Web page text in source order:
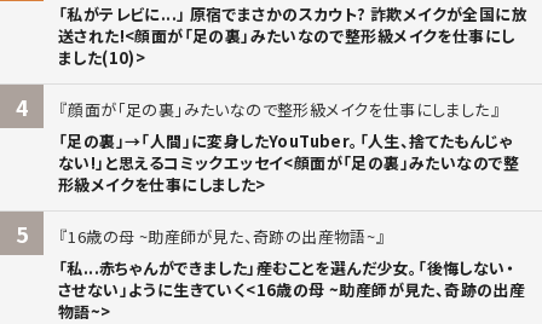
「私がテレビに...」 原宿でまさかのスカウト? 詐欺メイクが全国に放
送された!<顔面が「足の裏」みたいなので整形級メイクを仕事にし
ました(10)>
4
顔面が「足の裏」みたいなので整形級メイクを仕事にしました
「足の裏」→「人間」に変身したYouTuber。「人生、捨てたもんじゃ
ない!」と思えるコミックエッセイ<顔面が「足の裏」みたいなので整
形級メイクを仕事にしました>
5
16歳の母 ~助産師が見た、奇跡の出産物語~
「私...赤ちゃんができました」――産むことを選んだ少女。「後悔しない・
させない」ように生きていく<16歳の母 ~助産師が見た、奇跡の出産
物語~>